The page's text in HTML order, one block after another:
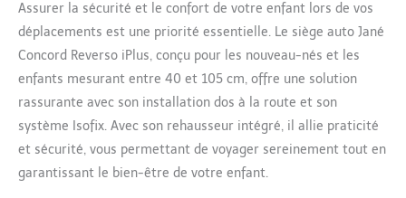
Assurer la sécurité et le confort de votre enfant lors de vos
déplacements est une priorité essentielle. Le siège auto Jané
Concord Reverso iPlus, conçu pour les nouveau-nés et les
enfants mesurant entre 40 et 105 cm, offre une solution
rassurante avec son installation dos à la route et son
système Isofix. Avec son rehausseur intégré, il allie praticité
et sécurité, vous permettant de voyager sereinement tout en
garantissant le bien-être de votre enfant.